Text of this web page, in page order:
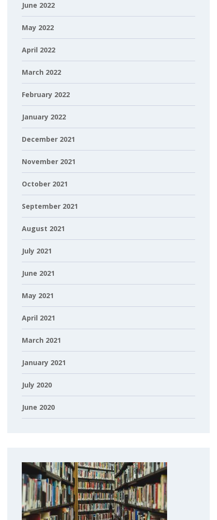
June 2022
May 2022
April 2022
March 2022
February 2022
January 2022
December 2021
November 2021
October 2021
September 2021
August 2021
July 2021
June 2021
May 2021
April 2021
March 2021
January 2021
July 2020
June 2020